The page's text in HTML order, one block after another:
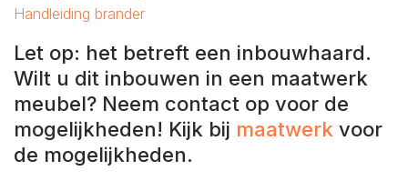
Handleiding brander
Let op: het betreft een inbouwhaard.
Wilt u dit inbouwen in een maatwerk
meubel? Neem contact op voor de
mogelijkheden! Kijk bij maatwerk voor
de mogelijkheden.